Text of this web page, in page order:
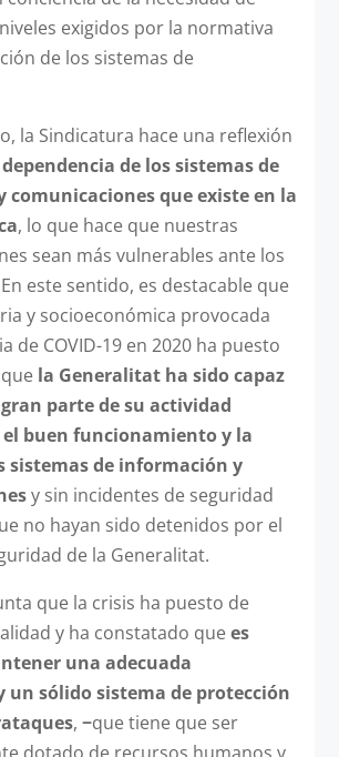
exigidos por la normativa
de los sistemas de
la Sindicatura hace una reflexión
de los sistemas de
comunicaciones que existe en la
, lo que hace que nuestras
sean más vulnerables ante los
este sentido, es destacable que
y socioeconómica provocada
de COVID-19 en 2020 ha puesto
la Generalitat ha sido capaz
parte de su actividad
buen funcionamiento y la
sistemas de información y
y sin incidentes de seguridad
no hayan sido detenidos por el
de la Generalitat.
que la crisis ha puesto de
y ha constatado quees
una adecuada
un sólido sistema de protección
, −que tiene que ser